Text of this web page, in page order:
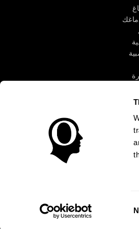
CogniFit Inc © 2026